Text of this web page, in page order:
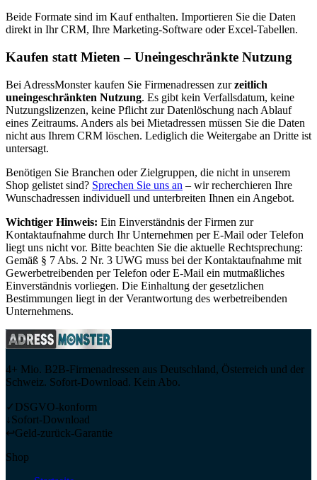
Beide Formate sind im Kauf enthalten. Importieren Sie die Daten
direkt in Ihr CRM, Ihre Marketing-Software oder Excel-Tabellen.
Kaufen statt Mieten – Uneingeschränkte Nutzung
Bei AdressMonster kaufen Sie Firmenadressen zur zeitlich
uneingeschränkten Nutzung. Es gibt kein Verfallsdatum, keine
Nutzungslizenzen, keine Pflicht zur Datenlöschung nach Ablauf
eines Zeitraums. Anders als bei Mietadressen müssen Sie die Daten
nicht aus Ihrem CRM löschen. Lediglich die Weitergabe an Dritte ist
untersagt.
Benötigen Sie Branchen oder Zielgruppen, die nicht in unserem
Shop gelistet sind? Sprechen Sie uns an – wir recherchieren Ihre
Wunschadressen individuell und unterbreiten Ihnen ein Angebot.
Wichtiger Hinweis: Ein Einverständnis der Firmen zur
Kontaktaufnahme durch Ihr Unternehmen per E-Mail oder Telefon
liegt uns nicht vor. Bitte beachten Sie die aktuelle Rechtsprechung:
Gemäß § 7 Abs. 2 Nr. 3 UWG muss bei der Kontaktaufnahme mit
Gewerbetreibenden per Telefon oder E-Mail ein mutmaßliches
Einverständnis vorliegen. Die Einhaltung der gesetzlichen
Bestimmungen liegt in der Verantwortung des werbetreibenden
Unternehmens.
4+ Mio. B2B-Firmenadressen aus Deutschland, Österreich und der
Schweiz. Sofort-Download. Kein Abo.
✓ DSGVO-konform
↓Sofort-Download
↩Geld-zurück-Garantie
Shop